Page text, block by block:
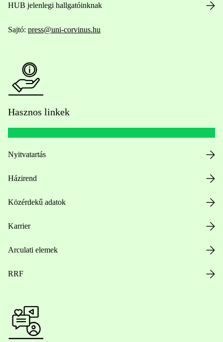
HUB jelenlegi hallgatóinknak
Sajtó: press@uni-corvinus.hu
Hasznos linkek
Nyitvatartás
Házirend
Közérdekű adatok
Karrier
Arculati elemek
RRF